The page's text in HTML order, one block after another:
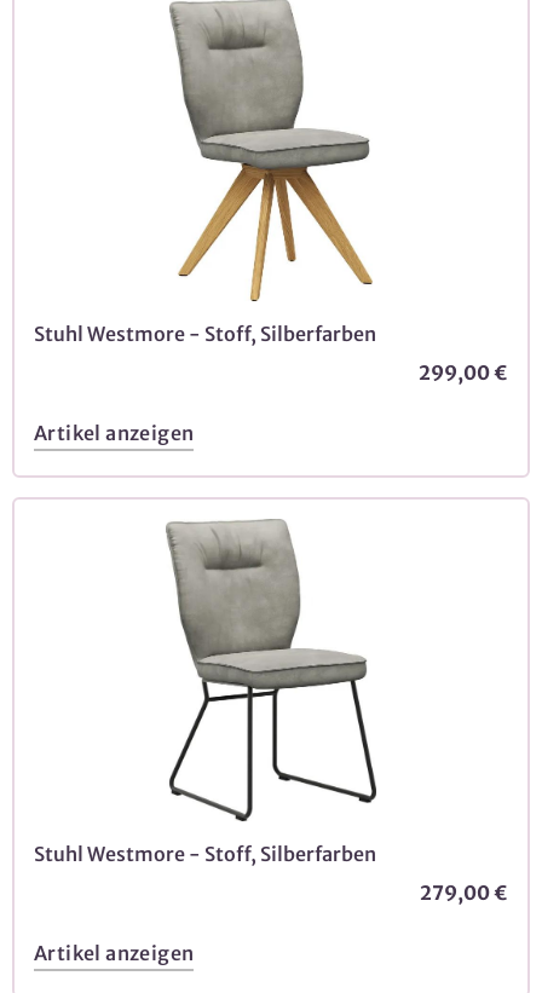
Stuhl Westmore - Stoff, Silberfarben
299,00 €
Artikel anzeigen
Stuhl Westmore - Stoff, Silberfarben
279,00 €
Artikel anzeigen